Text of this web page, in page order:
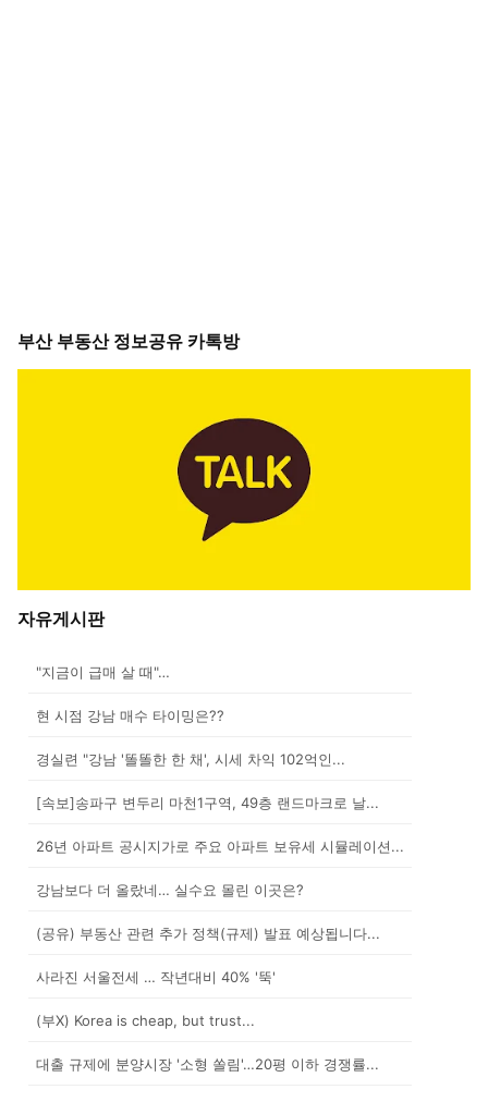
부산 부동산 정보공유 카톡방
자유게시판
"지금이 급매 살 때"…
현 시점 강남 매수 타이밍은??
경실련 "강남 '똘똘한 한 채', 시세 차익 102억인...
[속보]송파구 변두리 마천1구역, 49층 랜드마크로 날...
26년 아파트 공시지가로 주요 아파트 보유세 시뮬레이션...
강남보다 더 올랐네… 실수요 몰린 이곳은?
(공유) 부동산 관련 추가 정책(규제) 발표 예상됩니다...
사라진 서울전세 … 작년대비 40% '뚝'
(부X) Korea is cheap, but trust...
대출 규제에 분양시장 '소형 쏠림'…20평 이하 경쟁률...